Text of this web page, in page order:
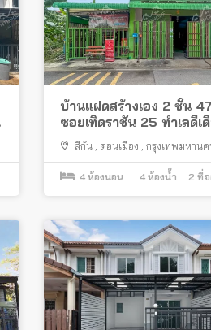
บ้านแฝดสร้างเอง 2 ชั้น
ซอยเทิดราชัน 25 ทำเลดีเ
สะดวก
สีกัน , ดอนเมือง , กรุงเทพมหานค
4 ห้องนอน 4 ห้องน้ำ 2 ที่